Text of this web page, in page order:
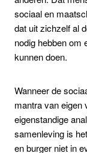
sociaal en
dat uit zichzelf al
nodig hebben om
kunnen doen.
Wanneer de
mantra van eigen
eigenstandige
samenleving is
en burger niet in